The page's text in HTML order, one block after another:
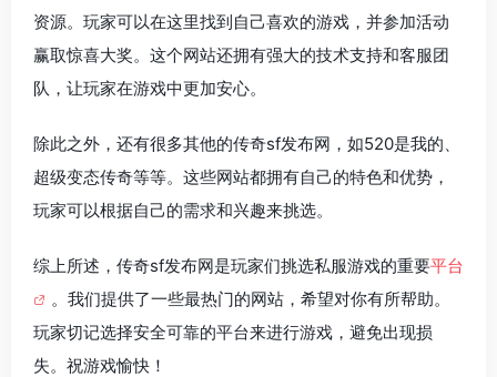
资源。玩家可以在这里找到自己喜欢的游戏，并参加活动
赢取惊喜大奖。这个网站还拥有强大的技术支持和客服团
队，让玩家在游戏中更加安心。
除此之外，还有很多其他的传奇sf发布网，如520是我的、
超级变态传奇等等。这些网站都拥有自己的特色和优势，
玩家可以根据自己的需求和兴趣来挑选。
综上所述，传奇sf发布网是玩家们挑选私服游戏的重要平台
。我们提供了一些最热门的网站，希望对你有所帮助。
玩家切记选择安全可靠的平台来进行游戏，避免出现损
失。祝游戏愉快！